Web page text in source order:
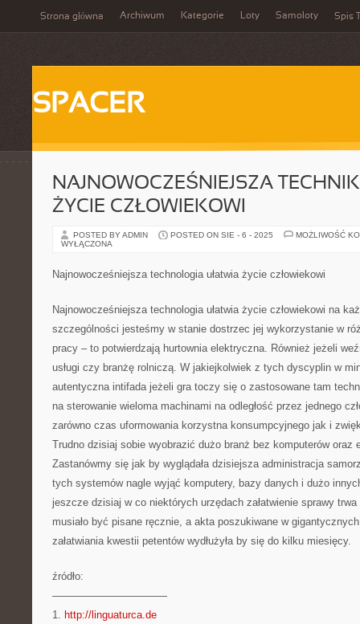
Strona główna Archiwum Kategorie Loty Samoloty Spis
SPACER
NAJNOWOCZEŚNIEJSZA
ŻYCIE CZŁOWIEKOWI
POSTED BY ADMIN POSTED ON SIE - 6 - 2025
MOŻLIWOŚĆ
WYŁĄCZONA
Najnowocześniejsza technologia ułatwia życie człowiekowi
Najnowocześniejsza technologia ułatwia życie człowiekowi na
szczególności jesteśmy w stanie dostrzec jej wykorzystanie w
pracy – to potwierdzają hurtownia elektryczna. Również jeżeli
usługi czy branżę rolniczą. W jakiejkolwiek z tych dyscyplin w
autentyczna intifada jeżeli gra toczy się o zastosowane tam
na sterowanie wieloma machinami na odległość przez jednego
zarówno czas uformowania korzystna konsumpcyjnego jak i
Trudno dzisiaj sobie wyobrazić dużo branż bez komputerów oraz
Zastanówmy się jak by wyglądała dzisiejsza administracja
tych systemów nagle wyjąć komputery, bazy danych i dużo
jeszcze dzisiaj w co niektórych urzędach załatwienie sprawy
musiało być pisane ręcznie, a akta poszukiwane w
załatwiania kwestii petentów wydłużyła by się do kilku miesięcy.
źródło:
———————————
1. http://linguaturca.de